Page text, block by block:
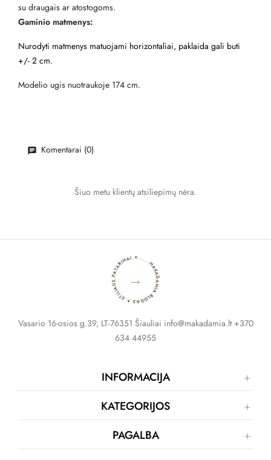
su draugais ar atostogoms.
Gaminio matmenys:
Nurodyti matmenys matuojami horizontaliai, paklaida gali buti
+/- 2 cm.
Modelio ugis nuotraukoje 174 cm.
Komentarai (0)
Šiuo metu klientų atsiliepimų nėra.
MAKADAMIA BLOGAS ✦ STILIAUS PATARIMAI ✦
→
Vasario 16-osios g.39, LT-76351 Šiauliai info@makadamia.lt +370
634 44955
INFORMACIJA
KATEGORIJOS
PAGALBA